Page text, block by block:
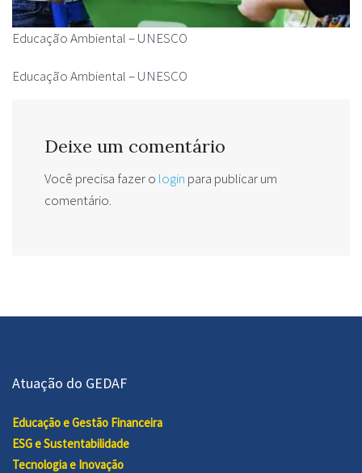
Educação Ambiental – UNESCO
Educação Ambiental – UNESCO
Deixe um comentário
Você precisa fazer o login para publicar um
comentário.
Atuação do GEDAF
Educação e Gestão Financeira
ESG e Sustentabilidade
Tecnologia e Inovação